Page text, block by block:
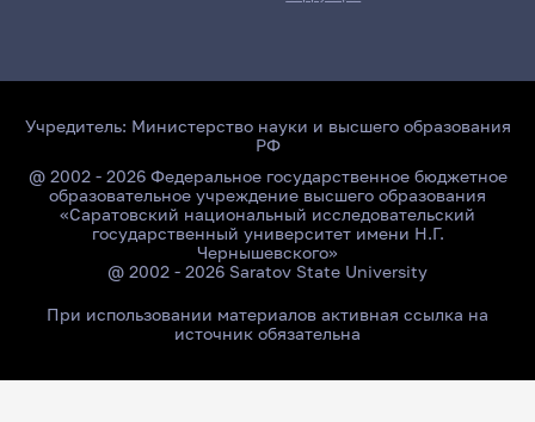
Учредитель: Министерство науки и высшего образования
РФ
@ 2002 - 2026 Федеральное государственное бюджетное
образовательное учреждение высшего образования
«Саратовский национальный исследовательский
государственный университет имени Н.Г.
Чернышевского»
@ 2002 - 2026 Saratov State University
При использовании материалов активная ссылка на
источник обязательна